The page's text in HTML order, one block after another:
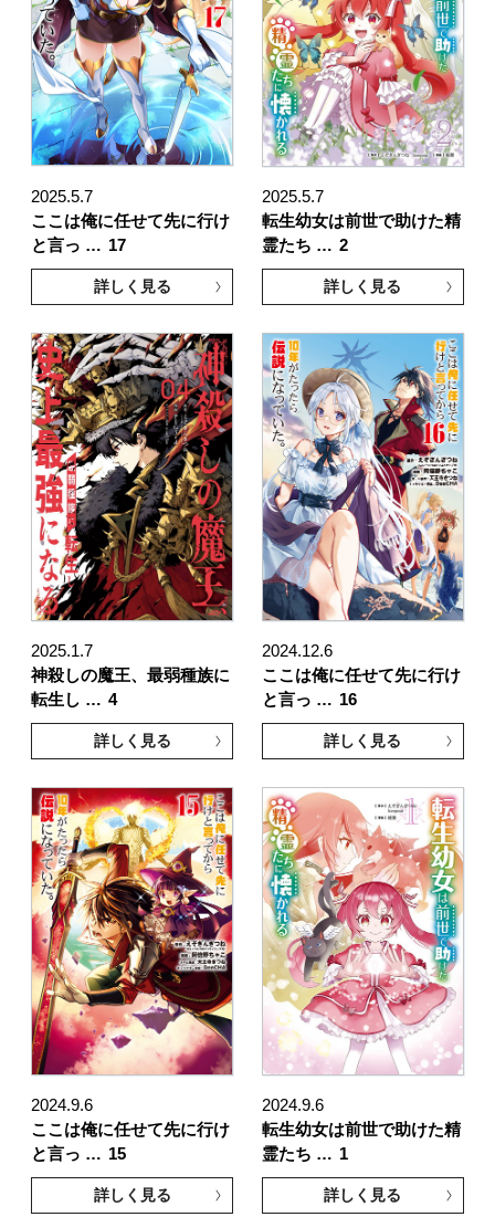
2025.5.7
ここは俺に任せて先に行け
と言っ … 17
詳しく見る
2025.5.7
転生幼女は前世で助けた精
霊たち … 2
詳しく見る
2025.1.7
神殺しの魔王、最弱種族に
転生し … 4
詳しく見る
2024.12.6
ここは俺に任せて先に行け
と言っ … 16
詳しく見る
2024.9.6
ここは俺に任せて先に行け
と言っ … 15
詳しく見る
2024.9.6
転生幼女は前世で助けた精
霊たち … 1
詳しく見る